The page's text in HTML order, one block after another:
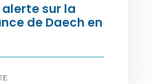
alerte sur la
de Daech en